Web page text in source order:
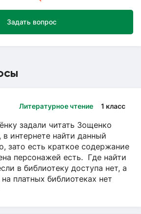
Задать вопрос
Литературное чтение 1 класс
задали читать Зощенко
интернете найти данный
зато есть краткое содержание
персонажей есть. Где найти
в библиотеку доступа нет, а
платных библиотеках нет